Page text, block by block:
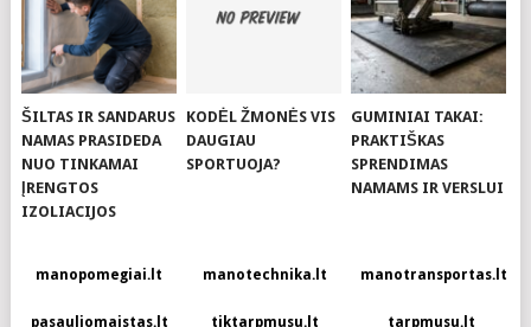
ŠILTAS IR SANDARUS
NAMAS PRASIDEDA
NUO TINKAMAI
ĮRENGTOS
IZOLIACIJOS
KODĖL ŽMONĖS VIS
DAUGIAU
SPORTUOJA?
GUMINIAI TAKAI:
PRAKTIŠKAS
SPRENDIMAS
NAMAMS IR VERSLUI
manopomegiai.lt manotechnika.lt manotransportas.lt
pasauliomaistas.lt tiktarpmusu.lt tarpmusu.lt